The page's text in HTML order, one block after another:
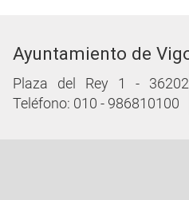
Ayuntamiento de
Plaza del Rey 1 -
Teléfono: 010 - 986810100